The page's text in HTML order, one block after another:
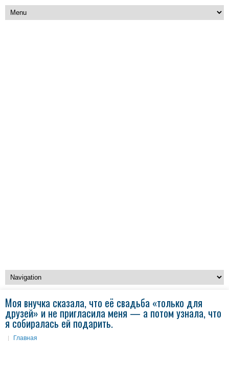
Моя внучка сказала, что её свадьба «только для
друзей» и не пригласила меня — а потом узнала, что
я собиралась ей подарить.
Главная